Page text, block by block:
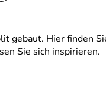
gebaut. Hier finden
Sie sich inspirieren.